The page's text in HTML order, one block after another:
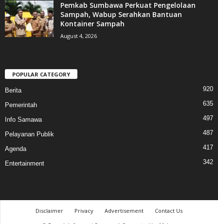
Pemkab Sumbawa Perkuat Pengelolaan
Sampah, Wabup Serahkan Bantuan
Kontainer Sampah
August 4, 2026
POPULAR CATEGORY
Berita 920
Pemerintah 635
Info Samawa 497
Pelayanan Publik 487
Agenda 417
Entertainment 342
Disclaimer Privacy Advertisement
Contact Us